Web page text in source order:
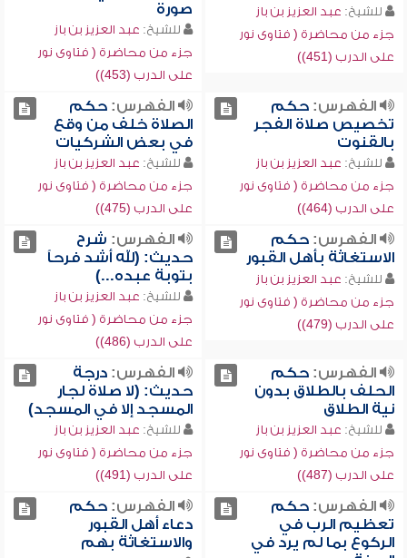
للشيخ: عبد العزيز بن باز
جزء من محاضرة ( فتاوى نور
على الدرب (451))
صورة
للشيخ: عبد العزيز بن باز
جزء من محاضرة ( فتاوى نور
على الدرب (453))
الفهرس:حكم
تخصيص صلاة الفجر
بالقنوت
للشيخ: عبد العزيز بن باز
جزء من محاضرة ( فتاوى نور
على الدرب (464))
الفهرس:حكم
الصلاة خلف من وقع
في بعض الشركيات
للشيخ: عبد العزيز بن باز
جزء من محاضرة ( فتاوى نور
على الدرب (475))
الفهرس:حكم
الاستغاثة بأهل القبور
للشيخ: عبد العزيز بن باز
جزء من محاضرة ( فتاوى نور
على الدرب (479))
الفهرس: شرح
حديث: (لله أشد فرحاً
بتوبة عبده...)
للشيخ: عبد العزيز بن باز
جزء من محاضرة ( فتاوى نور
على الدرب (486))
الفهرس:حكم
الحلف بالطلاق بدون
نية الطلاق
للشيخ: عبد العزيز بن باز
جزء من محاضرة ( فتاوى نور
على الدرب (487))
الفهرس:درجة
حديث: (لا صلاة لجار
المسجد إلا في المسجد)
للشيخ: عبد العزيز بن باز
جزء من محاضرة ( فتاوى نور
على الدرب (491))
الفهرس:حكم
تعظيم الرب في
الركوع بما لم يرد في
الفهرس:حكم
دعاء أهل القبور
والاستغاثة بهم